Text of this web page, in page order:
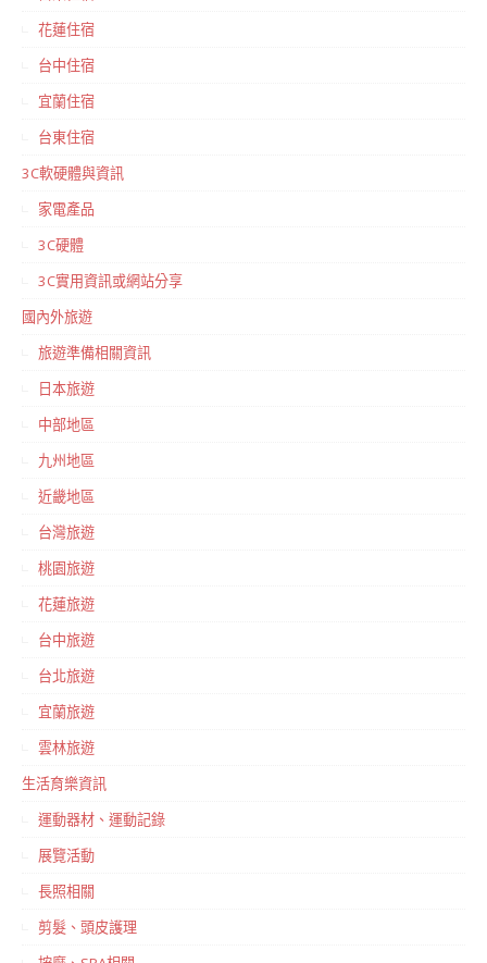
花蓮住宿
台中住宿
宜蘭住宿
台東住宿
3C軟硬體與資訊
家電產品
3C硬體
3C實用資訊或網站分享
國內外旅遊
旅遊準備相關資訊
日本旅遊
中部地區
九州地區
近畿地區
台灣旅遊
桃園旅遊
花蓮旅遊
台中旅遊
台北旅遊
宜蘭旅遊
雲林旅遊
生活育樂資訊
運動器材、運動記錄
展覽活動
長照相關
剪髮、頭皮護理